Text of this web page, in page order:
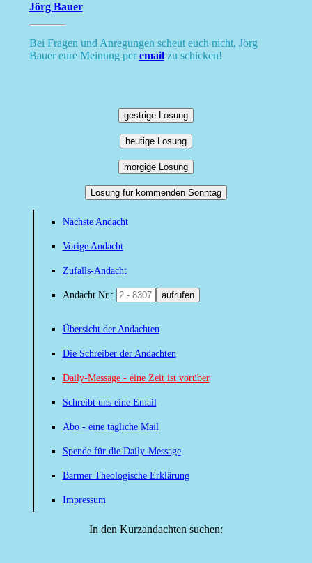
Jörg Bauer
Bei Fragen und Anregungen scheut euch nicht, Jörg
Bauer eure Meinung peremailzu schicken!
gestrige Losung
heutige Losung
morgige Losung
Losung für kommenden Sonntag
Nächste Andacht
Vorige Andacht
Zufalls-Andacht
Andacht Nr.: aufrufen
Übersicht der Andachten
Die Schreiber der Andachten
Daily-Message - eine Zeit ist vorüber
Schreibt uns eine Email
Abo - eine tägliche Mail
Spende für die Daily-Message
Barmer Theologische Erklärung
Impressum
In den Kurzandachten suchen: